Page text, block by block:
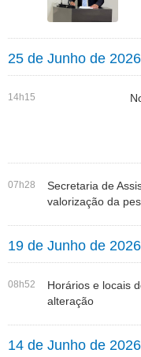
25 de Junho de 2026
14h15
07h28
Secretaria de
valorização da
19 de Junho de 2026
08h52
Horários e locais
alteração
14 de Junho de 2026